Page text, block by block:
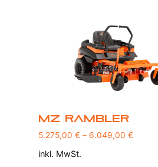
MZ Rambler
5.275,00€ – 6.049,00€
inkl. MwSt.